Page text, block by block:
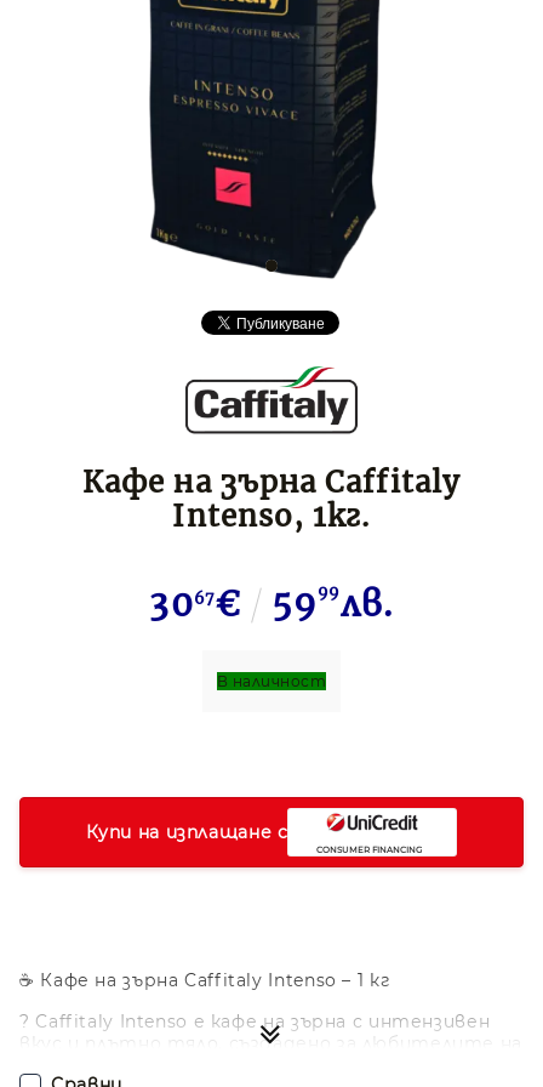
Кафе на зърна Caffitaly
Intenso, 1кг.
3067€ 5999лв.
В наличност
☕ Кафе на зърна Caffitaly Intenso – 1 кг
? Caffitaly Intenso е кафе на зърна с интензивен
вкус и плътно тяло, създадено за любителите на
Купи на изплащане с